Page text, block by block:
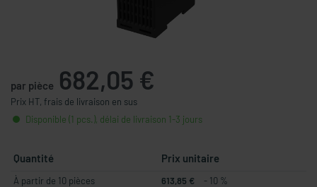
par pièce 682,05 €
Prix HT, frais de livraison en sus
Disponible (1 pcs.), délai de livraison 1-3 jours
Quantité Prix unitaire
À partir de 10 pièces 613,85 €
- 10 %